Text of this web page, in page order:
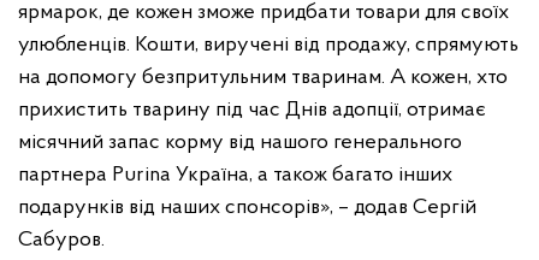
ярмарок, де кожен зможе придбати товари для своїх
улюбленців. Кошти, виручені від продажу, спрямують
на допомогу безпритульним тваринам. А кожен, хто
прихистить тварину під час Днів адопції, отримає
місячний запас корму від нашого генерального
партнера Purina Україна, а також багато інших
подарунків від наших спонсорів», – додав Сергій
Сабуров.